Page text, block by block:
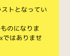
トとなってい
のになりま
ではありませ